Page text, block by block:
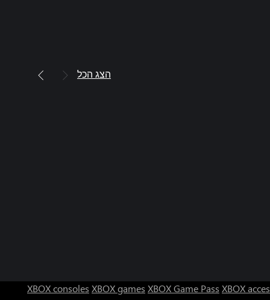
הצג הכל
XBOX consoles XBOX games XBOX Game Pass XBOX